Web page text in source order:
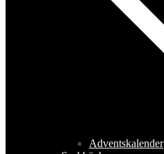
Adventskalender